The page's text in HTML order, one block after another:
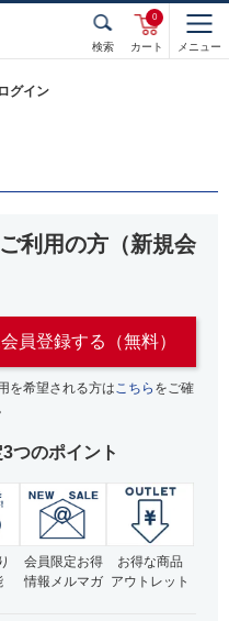
検索 カート
0
メニュー
ログイン
利用の方（新規会
員登録する（無料）
を希望される方はこちら をご確
つのポイント
会員限定お得
情報メルマガ
お得な商品
アウトレット